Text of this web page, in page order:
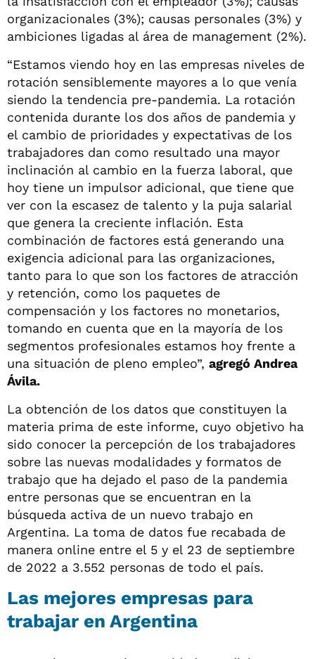
organizacionales (3%); causas personales (3%) y
ambiciones ligadas al área de management (2%).
“Estamos viendo hoy en las empresas niveles de
rotación sensiblemente mayores a lo que venía
siendo la tendencia pre-pandemia. La rotación
contenida durante los dos años de pandemia y
el cambio de prioridades y expectativas de los
trabajadores dan como resultado una mayor
inclinación al cambio en la fuerza laboral, que
hoy tiene un impulsor adicional, que tiene que
ver con la escasez de talento y la puja salarial
que genera la creciente inflación. Esta
combinación de factores está generando una
exigencia adicional para las organizaciones,
tanto para lo que son los factores de atracción
y retención, como los paquetes de
compensación y los factores no monetarios,
tomando en cuenta que en la mayoría de los
segmentos profesionales estamos hoy frente a
una situación de pleno empleo”, agregó Andrea
Ávila.
La obtención de los datos que constituyen la
materia prima de este informe, cuyo objetivo ha
sido conocer la percepción de los trabajadores
sobre las nuevas modalidades y formatos de
trabajo que ha dejado el paso de la pandemia
entre personas que se encuentran en la
búsqueda activa de un nuevo trabajo en
Argentina. La toma de datos fue recabada de
manera online entre el 5 y el 23 de septiembre
de 2022 a 3.552 personas de todo el país.
Las mejores empresas para
trabajar en Argentina